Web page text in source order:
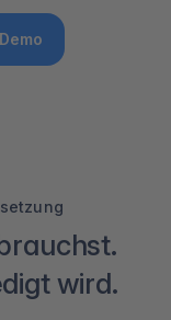
wird.